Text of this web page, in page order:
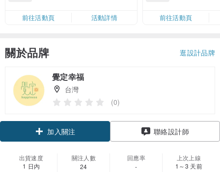
卡」結帳）
前往活動頁 活動詳情
前往活動頁
關於品牌 逛設計品牌
覺定幸福
台灣
(0)
加入關注 聯絡設計師
出貨速度
1 日內
關注人數
24
回應率
-
上次上線
1～3 天前